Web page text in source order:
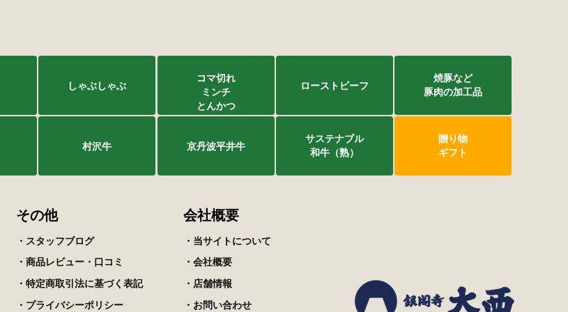
しゃぶしゃぶ
コマ切れ
ミンチ
とんかつ
ローストビーフ
焼豚など
豚肉の加工品
村沢牛 京丹波平井牛
サステナブル
和牛（熟）
贈り物
ギフト
その他
・スタッフブログ
・商品レビュー・口コミ
・特定商取引法に基づく表記
・プライバシーポリシー
会社概要
・当サイトについて
・会社概要
・店舗情報
・お問い合わせ